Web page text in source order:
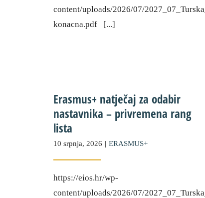
content/uploads/2026/07/2027_07_Turska_
konacna.pdf [...]
Erasmus+ natječaj za odabir
nastavnika – privremena rang
lista
10 srpnja, 2026 | ERASMUS+
https://eios.hr/wp-
content/uploads/2026/07/2027_07_Turska_